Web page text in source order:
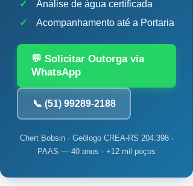
✓
Análise de água certificada
✓
Acompanhamento até a Portaria
💬 Solicitar Outorga via
WhatsApp
📞 (51) 99289-2188
Chert Bobsin · Geólogo CREA-RS 204.398 ·
PAAS — 40 anos · +12 mil poços